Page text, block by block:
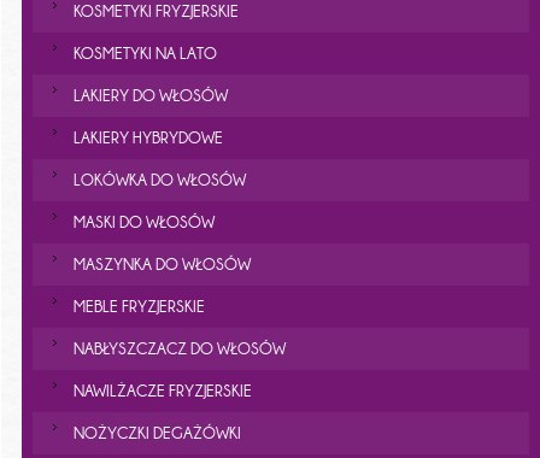
KOSMETYKI FRYZJERSKIE
KOSMETYKI NA LATO
LAKIERY DO WŁOSÓW
LAKIERY HYBRYDOWE
LOKÓWKA DO WŁOSÓW
MASKI DO WŁOSÓW
MASZYNKA DO WŁOSÓW
MEBLE FRYZJERSKIE
NABŁYSZCZACZ DO WŁOSÓW
NAWILŻACZE FRYZJERSKIE
NOŻYCZKI DEGAŻÓWKI